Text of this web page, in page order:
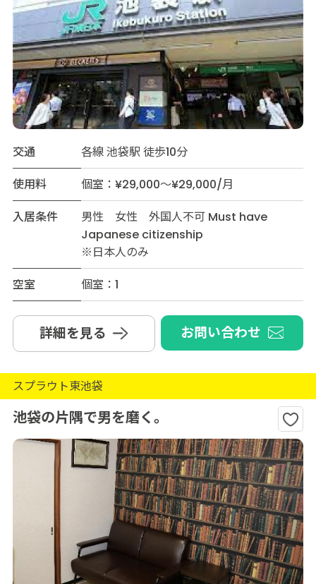
交通
各線 池袋駅 徒歩10分
使用料
個室：¥29,000～¥29,000/月
入居条件
男性 女性 外国人不可 Must have
Japanese citizenship
※日本人のみ
空室
個室：1
詳細を見る お問い合わせ
スプラウト東池袋
池袋の片隅で男を磨く。